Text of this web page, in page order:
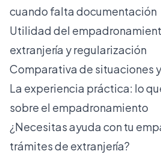
cuando falta documentación
Utilidad del
extranjería y regularización
Comparativa de situaciones
La experiencia práctica: lo
sobre el empadronamiento
¿Necesitas ayuda con tu
trámites de extranjería?